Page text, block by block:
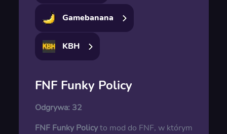
Gamebanana
KBH
FNF Funky Policy
Odgrywa: 32
FNF Funky Policyto mod do FNF, w którym